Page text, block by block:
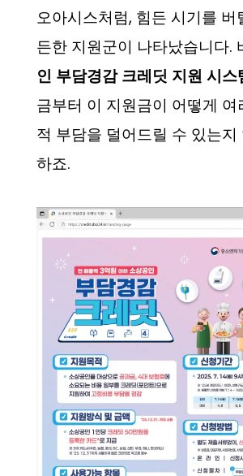
오아시스처럼, 힘든 시기를 버
든한 지원군이 나타났습니다.
인 부담경감 크레딧 지원 시스
금부터 이 지원금이 어떻게 여
적 부담을 덜어드릴 수 있는지
하죠.